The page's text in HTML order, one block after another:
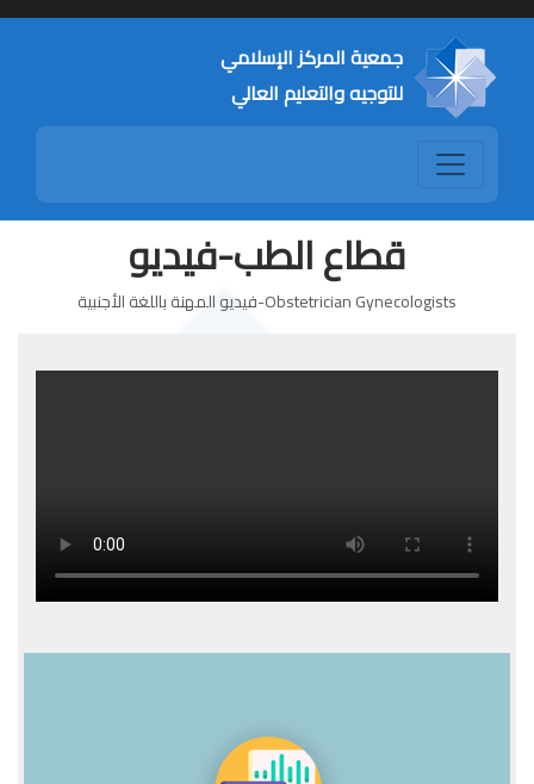
جمعية المركز الإسلامي
للتوجيه والتعليم العالي
قطاع الطب-فيديو
Obstetrician Gynecologists-فيديو المهنة باللغة الأجنبية